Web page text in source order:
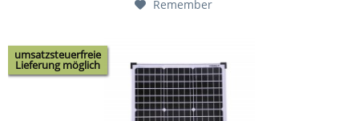
Remember
umsatzsteuerfreie
Lieferung möglich